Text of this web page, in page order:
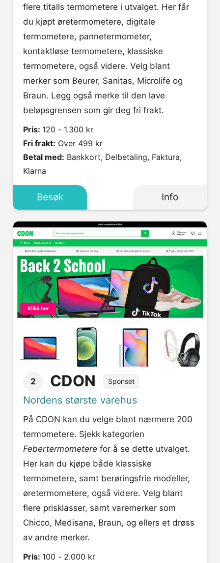
flere titalls termometere i utvalget. Her får
du kjøpt øretermometere, digitale
termometere, pannetermometer,
kontaktløse termometere, klassiske
termometere, også videre. Velg blant
merker som Beurer, Sanitas, Microlife og
Braun. Legg også merke til den lave
beløpsgrensen som gir deg fri frakt.
Pris: 120 - 1.300 kr
Fri frakt: Over 499 kr
Betal med:
Klarna
Besøk Info
2 CDON Sponset
Nordens største varehus
På CDON kan du velge blant nærmere 200
termometere. Sjekk kategorien
Febertermometere for å se dette utvalget.
Her kan du kjøpe både klassiske
termometere, samt berøringsfrie modeller,
øretermometere, også videre. Velg blant
flere prisklasser, samt varemerker som
Chicco, Medisana, Braun, og ellers et drøss
av andre merker.
Pris: 100 - 2.000 kr